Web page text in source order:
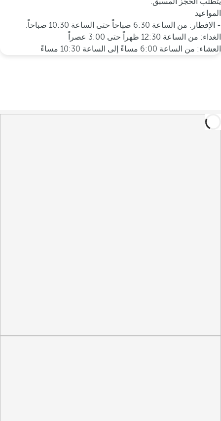
المواعيد
- الإفطار: من الساعة 6:30 صباحاً حتى الساعة 10:30 صباحاً.
الغداء: من الساعة 12:30 ظهراً حتى 3:00 عصراً
العشاء: من الساعة 6:00 مساءً إلى الساعة 10:30 مساءً